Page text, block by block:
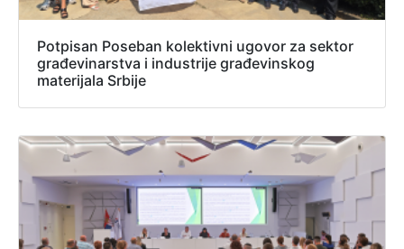
Potpisan Poseban kolektivni ugovor za sektor
građevinarstva i industrije građevinskog
materijala Srbije